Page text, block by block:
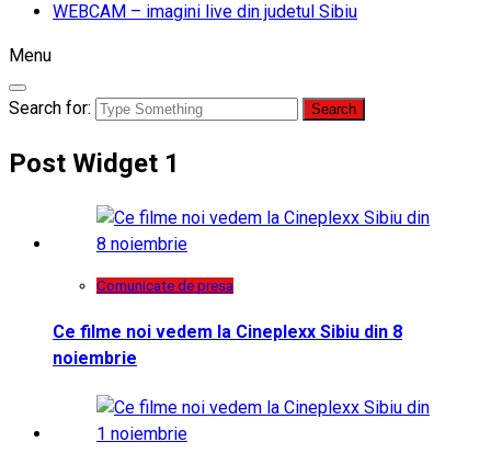
WEBCAM – imagini live din judetul Sibiu
Menu
Search for:
Post Widget 1
Comunicate de presa
Ce filme noi vedem la Cineplexx Sibiu din 8
noiembrie